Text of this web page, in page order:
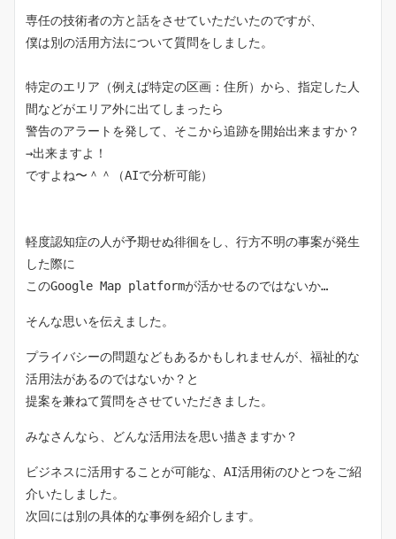
専任の技術者の方と話をさせていただいたのですが、
僕は別の活用方法について質問をしました。
特定のエリア（例えば特定の区画：住所）から、指定した人
間などがエリア外に出てしまったら
警告のアラートを発して、そこから追跡を開始出来ますか？
→出来ますよ！
ですよね〜＾＾（AIで分析可能）
軽度認知症の人が予期せぬ徘徊をし、行方不明の事案が発生
した際に
このGoogle Map platformが活かせるのではないか…
そんな思いを伝えました。
プライバシーの問題などもあるかもしれませんが、福祉的な
活用法があるのではないか？と
提案を兼ねて質問をさせていただきました。
みなさんなら、どんな活用法を思い描きますか？
ビジネスに活用することが可能な、AI活用術のひとつをご紹
介いたしました。
次回には別の具体的な事例を紹介します。